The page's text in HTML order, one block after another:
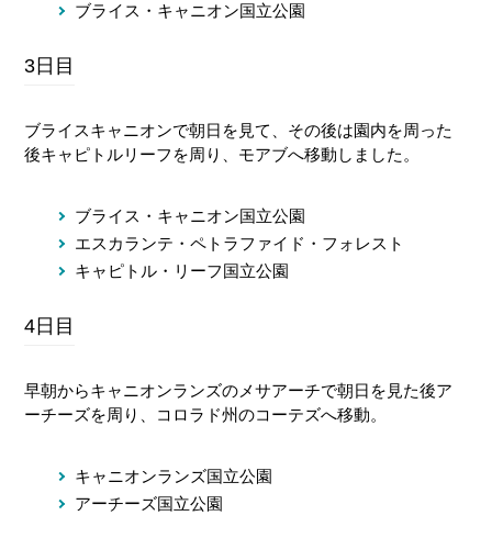
ブライス・キャニオン国立公園
3日目
ブライスキャニオンで朝日を見て、その後は園内を周った
後キャピトルリーフを周り、モアブへ移動しました。
ブライス・キャニオン国立公園
エスカランテ・ペトラファイド・フォレスト
キャピトル・リーフ国立公園
4日目
早朝からキャニオンランズのメサアーチで朝日を見た後ア
ーチーズを周り、コロラド州のコーテズへ移動。
キャニオンランズ国立公園
アーチーズ国立公園